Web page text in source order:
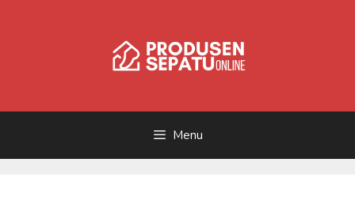
Menu